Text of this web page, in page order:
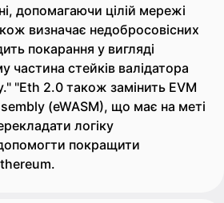
допомагаючи цілій мережі
визначає недобросовісних
покарання у вигляді
частина стейків валідатора
"Eth 2.0 також замінить EVM
(eWASM), що має на меті
логіку
покращити